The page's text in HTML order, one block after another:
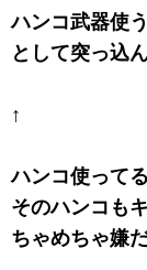
ハンコ武器使
として突っ込
↑
ハンコ使って
そのハンコも
ちゃめちゃ嫌